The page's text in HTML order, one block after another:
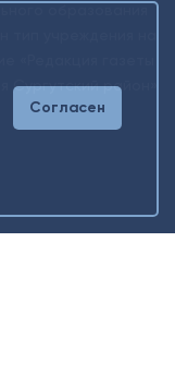
образования
тип учреждения на
«Редакция газеты
Сургутский район»
Согласен